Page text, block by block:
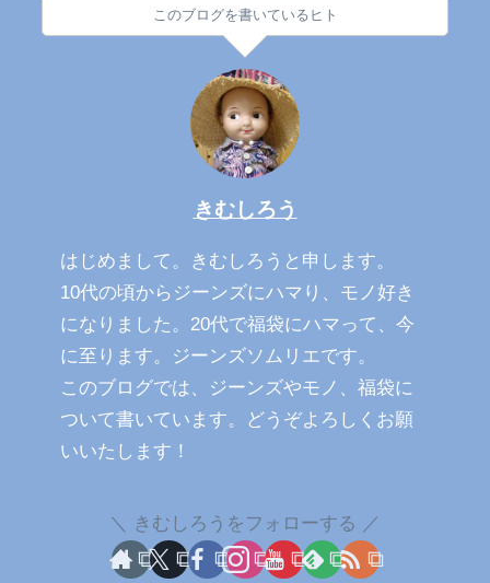
このブログを書いているヒト
きむしろう
はじめまして。きむしろうと申します。
10代の頃からジーンズにハマり、モノ好き
になりました。20代で福袋にハマって、今
に至ります。ジーンズソムリエです。
このブログでは、ジーンズやモノ、福袋に
ついて書いています。どうぞよろしくお願
いいたします！
きむしろうをフォローする